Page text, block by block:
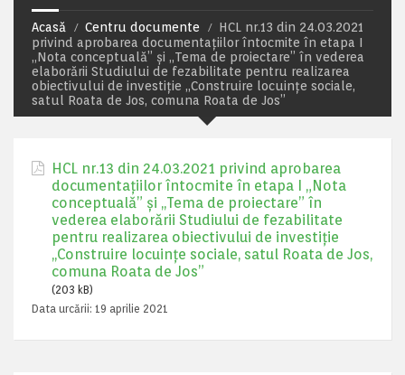
Acasă Centru documente
HCL nr.13 din 24.03.2021
privind aprobarea documentațiilor întocmite în etapa I
„Nota conceptuală” și ,,Tema de proiectare” în vederea
elaborării Studiului de fezabilitate pentru realizarea
obiectivului de investiție ,,Construire locuințe sociale,
satul Roata de Jos, comuna Roata de Jos”
HCL nr.13 din 24.03.2021 privind aprobarea
documentațiilor întocmite în etapa I „Nota
conceptuală” și ,,Tema de proiectare” în
vederea elaborării Studiului de fezabilitate
pentru realizarea obiectivului de investiție
,,Construire locuințe sociale, satul Roata de Jos,
comuna Roata de Jos”
(203 kB)
Data urcării: 19 aprilie 2021